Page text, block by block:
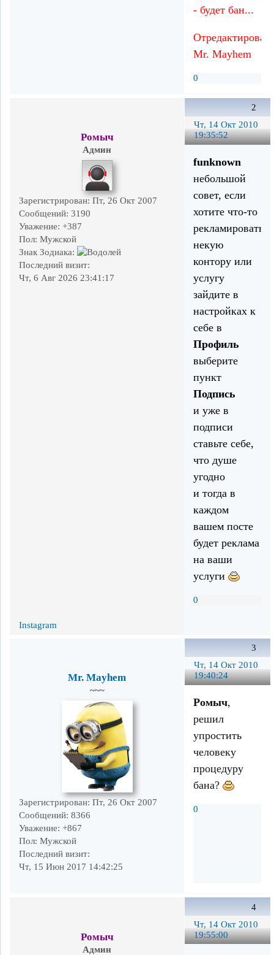
- будет бан...
Mr. Mayhem
0
2
Чт, 14 Окт 2010
19:35:52
Ромыч
Админ
Зарегистрирован: Пт, 26 Окт 2007
Сообщений: 3190
Уважение: +387
Пол: Мужской
Знак Зодиака:
Последний визит:
Чт, 6 Авг 2026 23:41:17
funknown
небольшой
совет, если
хотите что-то
рекламировать,
некую
контору или
услугу
зайдите в
настройках к
себе в
Профиль
выберите
пункт
Подпись
и уже в
подписи
ставьте себе,
что душе
угодно
и тогда в
каждом
вашем посте
будет реклама
на ваши
услуги
0
Instagram
3
Чт, 14 Окт 2010
19:40:24
Mr. Mayhem
~~~
Зарегистрирован: Пт, 26 Окт 2007
Сообщений: 8366
Уважение: +867
Пол: Мужской
Последний визит:
Чт, 15 Июн 2017 14:42:25
Ромыч,
решил
упростить
человеку
процедуру
бана?
0
4
Чт, 14 Окт 2010
19:55:00
Ромыч
Админ